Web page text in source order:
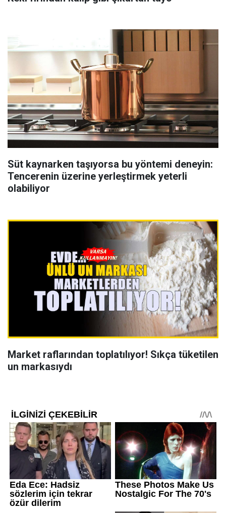
Süt kaynarken taşıyorsa bu yöntemi deneyin:
Tencerenin üzerine yerleştirmek yeterli
olabiliyor
Market raflarından toplatılıyor! Sıkça tüketilen
un markasıydı